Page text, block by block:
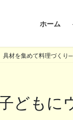
ホーム
具材を集めて料理づくり─